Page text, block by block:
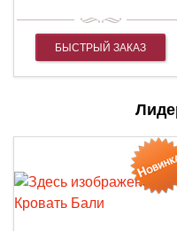
БЫСТРЫЙ ЗАКАЗ